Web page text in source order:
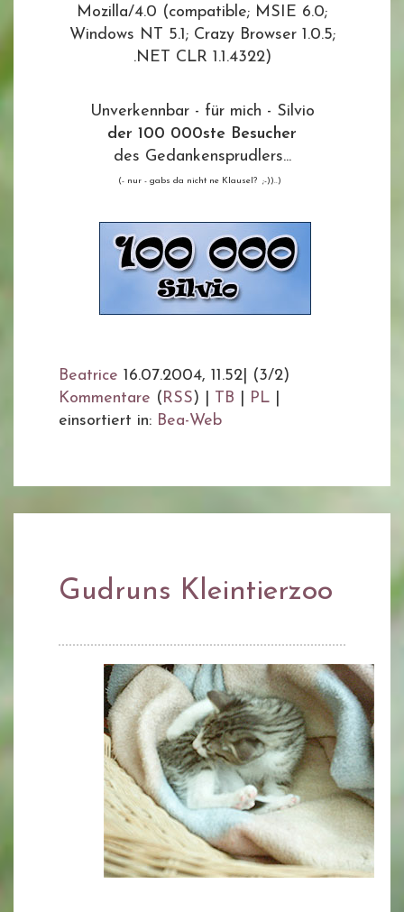
Mozilla/4.0 (compatible; MSIE 6.0;
Windows NT 5.1; Crazy Browser 1.0.5;
.NET CLR 1.1.4322)
Unverkennbar - für mich - Silvio
der 100 000ste Besucher
des Gedankensprudlers...
(- nur - gabs da nicht ne Klausel? ;-))..)
Beatrice 16.07.2004, 11.52
(3/2)
Kommentare (RSS) | TB PL
einsortiert in: Bea-Web
Gudruns Kleintierzoo